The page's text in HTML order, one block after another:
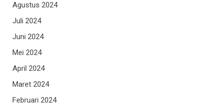
Agustus 2024
Juli 2024
Juni 2024
Mei 2024
April 2024
Maret 2024
Februari 2024